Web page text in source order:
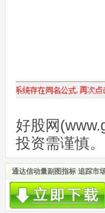
好股网
投资需谨慎。
通达信动量副图指标 追踪市